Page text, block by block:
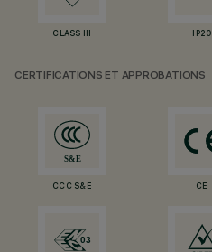
CLASS III IP20
CERTIFICATIONS ET APPROBATIONS
CCC S&E CE